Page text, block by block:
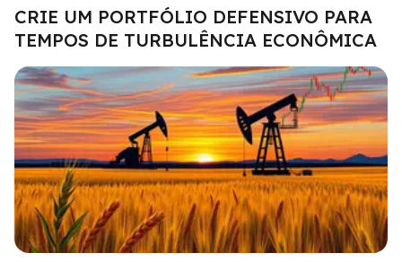
CRIE UM PORTFÓLIO DEFENSIVO PARA
TEMPOS DE TURBULÊNCIA ECONÔMICA